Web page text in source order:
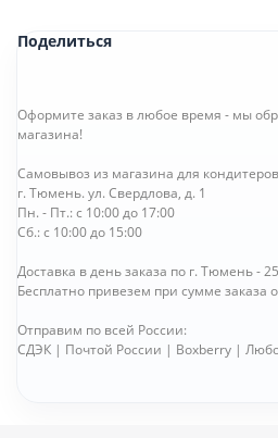
Поделиться
Оформите заказ в любое время - мы
магазина!
Самовывоз из магазина для
г. Тюмень. ул. Свердлова, д. 1
Пн. - Пт.: с 10:00 до 17:00
Сб.: с 10:00 до 15:00
Доставка в день заказа по г. Тюмень -
Бесплатно привезем при сумме заказа
Отправим по всей России:
СДЭК | Почтой России | Boxberry |